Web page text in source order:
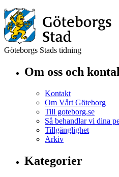
Göteborgs Stads tidning
Om oss och
Kontakt
Om Vårt Göteborg
Till goteborg.se
Så behandlar vi dina
Tillgänglighet
Arkiv
Kategorier